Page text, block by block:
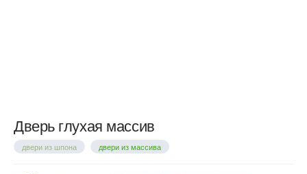
Дверь глухая массив
двери из шпона двери из массива